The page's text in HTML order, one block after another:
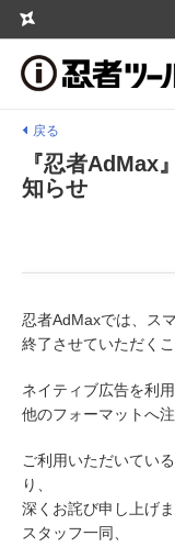
戻る
『忍者AdMax
知らせ
忍者AdMaxでは、ス
終了させていただく
ネイティブ広告を利
他のフォーマットへ
ご利用いただいてい
り、
深くお詫び申し上げ
スタッフ一同、